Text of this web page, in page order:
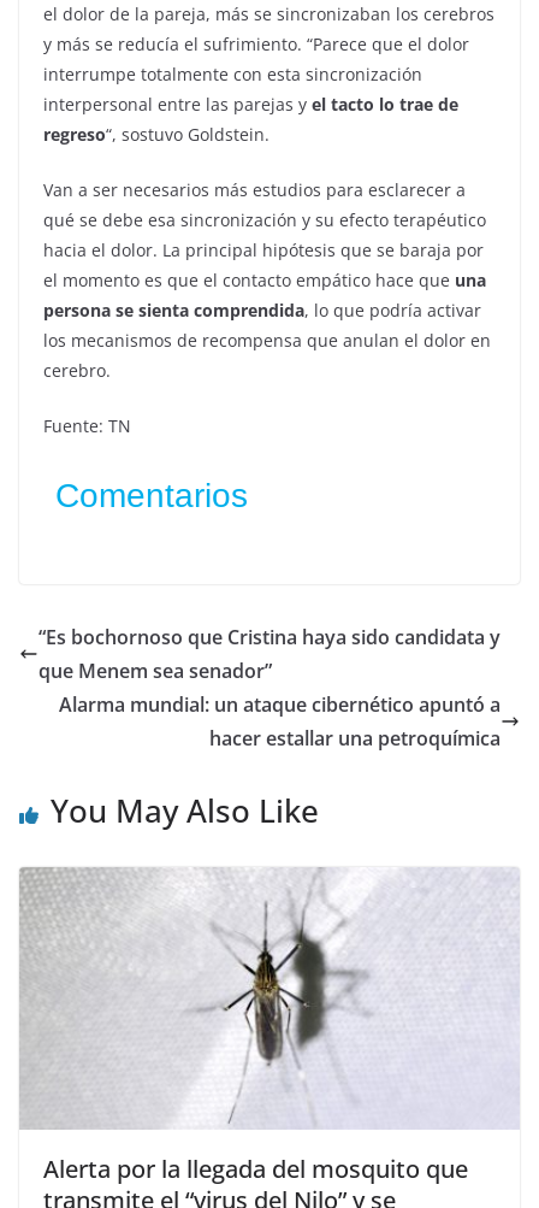
el dolor de la pareja, más se sincronizaban los cerebros
y más se reducía el sufrimiento. “Parece que el dolor
interrumpe totalmente con esta sincronización
interpersonal entre las parejas y el tacto lo trae de
regreso“, sostuvo Goldstein.
Van a ser necesarios más estudios para esclarecer a
qué se debe esa sincronización y su efecto terapéutico
hacia el dolor. La principal hipótesis que se baraja por
el momento es que el contacto empático hace que una
persona se sienta comprendida, lo que podría activar
los mecanismos de recompensa que anulan el dolor en
cerebro.
Fuente: TN
Comentarios
“Es bochornoso que Cristina haya sido candidata y
que Menem sea senador”
Alarma mundial: un ataque cibernético apuntó a
hacer estallar una petroquímica
You May Also Like
Alerta por la llegada del mosquito que
transmite el “virus del Nilo” y se